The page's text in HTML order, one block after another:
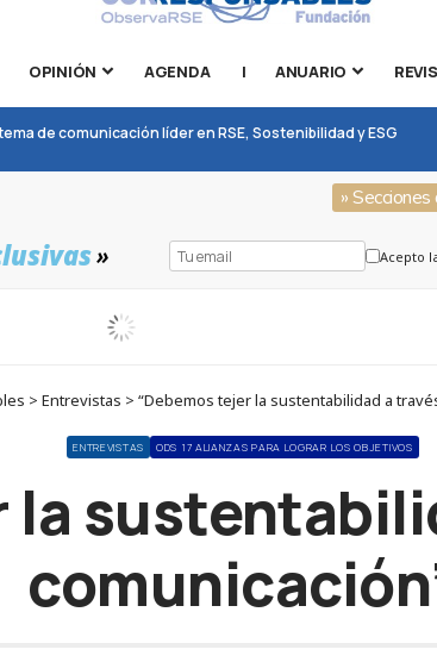
OPINIÓN AGENDA | ANUARIO
de comunicación líder en RSE, Sostenibilidad y ESG
»
» Acepto
> Entrevistas > “Debemos tejer la sustentabilidad a
ENTREVISTAS ODS 17 ALIANZAS PARA LOGRAR LOS OBJETIVOS
la